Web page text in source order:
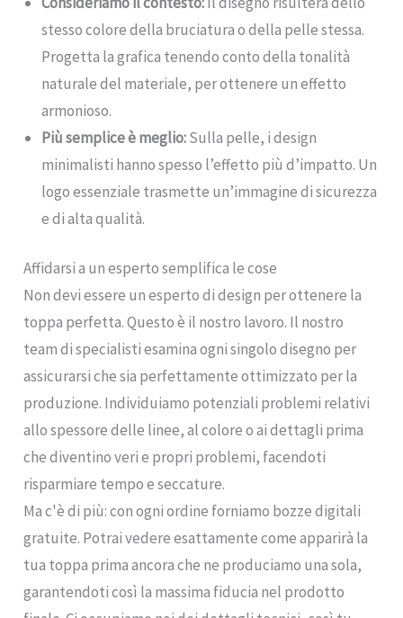
stesso colore della bruciatura o della pelle stessa.
Progetta la grafica tenendo conto della tonalità
naturale del materiale, per ottenere un effetto
armonioso.
Più semplice è meglio:Sulla pelle, i design
minimalisti hanno spesso l’effetto più d’impatto. Un
logo essenziale trasmette un’immagine di sicurezza
e di alta qualità.
Affidarsi a un esperto semplifica le cose
Non devi essere un esperto di design per ottenere la
toppa perfetta. Questo è il nostro lavoro. Il nostro
team di specialisti esamina ogni singolo disegno per
assicurarsi che sia perfettamente ottimizzato per la
produzione. Individuiamo potenziali problemi relativi
allo spessore delle linee, al colore o ai dettagli prima
che diventino veri e propri problemi, facendoti
risparmiare tempo e seccature.
Ma c'è di più: con ogni ordine forniamo bozze digitali
gratuite. Potrai vedere esattamente come apparirà la
tua toppa prima ancora che ne produciamo una sola,
garantendoti così la massima fiducia nel prodotto